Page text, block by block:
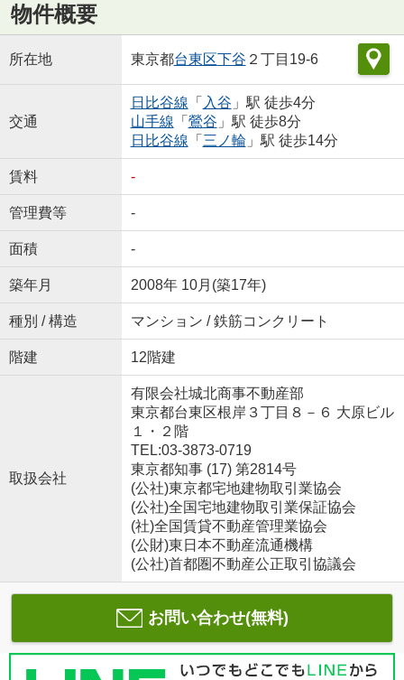
物件概要
所在地 東京都台東区下谷 ２丁目19-6
交通
日比谷線 「 入谷 」駅 徒歩4分
山手線 「 鶯谷 」駅 徒歩8分
日比谷線 「 三ノ輪」駅 徒歩14分
賃料 -
管理費等 -
面積 -
築年月 2008年 10月(築17年)
種別 / 構造 マンション / 鉄筋コンクリート
階建 12階建
取扱会社
有限会社城北商事不動産部
東京都台東区根岸３丁目８－６ 大原ビル
１・２階
TEL:03-3873-0719
東京都知事 (17) 第2814号
(公社)東京都宅地建物取引業協会
(公社)全国宅地建物取引業保証協会
(社)全国賃貸不動産管理業協会
(公財)東日本不動産流通機構
(公社)首都圏不動産公正取引協議会
お問い合わせ(無料)